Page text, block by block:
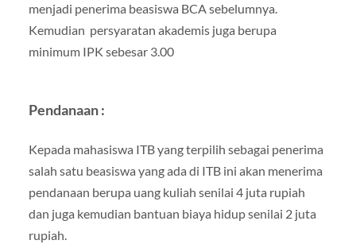
menjadi penerima beasiswa BCA sebelumnya.
Kemudian persyaratan akademis juga berupa
minimum IPK sebesar 3.00
Pendanaan :
Kepada mahasiswa ITB yang terpilih sebagai penerima
salah satu beasiswa yang ada di ITB ini akan menerima
pendanaan berupa uang kuliah senilai 4 juta rupiah
dan juga kemudian bantuan biaya hidup senilai 2 juta
rupiah.